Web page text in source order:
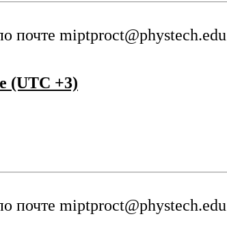
почте miptproct@phystech.edu
(UTC +3)
почте miptproct@phystech.edu